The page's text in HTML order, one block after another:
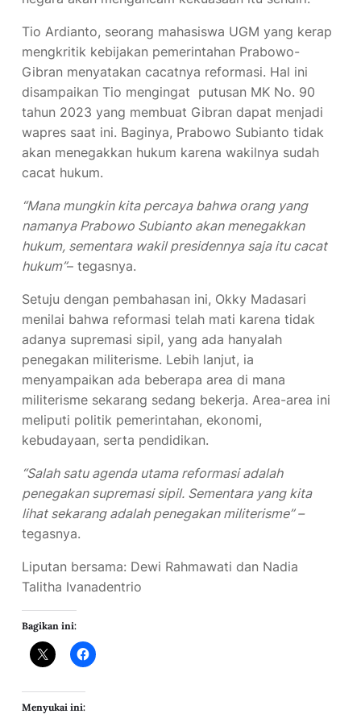
Tio Ardianto, seorang mahasiswa UGM yang kerap
mengkritik kebijakan pemerintahan Prabowo-
Gibran menyatakan cacatnya reformasi. Hal ini
disampaikan Tio mengingat putusan MK No. 90
tahun 2023 yang membuat Gibran dapat menjadi
wapres saat ini. Baginya, Prabowo Subianto tidak
akan menegakkan hukum karena wakilnya sudah
cacat hukum.
“Mana mungkin kita percaya bahwa orang yang
namanya Prabowo Subianto akan menegakkan
hukum, sementara wakil presidennya saja itu cacat
hukum”– tegasnya.
Setuju dengan pembahasan ini, Okky Madasari
menilai bahwa reformasi telah mati karena tidak
adanya supremasi sipil, yang ada hanyalah
penegakan militerisme. Lebih lanjut, ia
menyampaikan ada beberapa area di mana
militerisme sekarang sedang bekerja. Area-area ini
meliputi politik pemerintahan, ekonomi,
kebudayaan, serta pendidikan.
“Salah satu agenda utama reformasi adalah
penegakan supremasi sipil. Sementara yang kita
lihat sekarang adalah penegakan militerisme” –
tegasnya.
Liputan bersama: Dewi Rahmawati dan Nadia
Talitha Ivanadentrio
Bagikan ini:
Menyukai ini: